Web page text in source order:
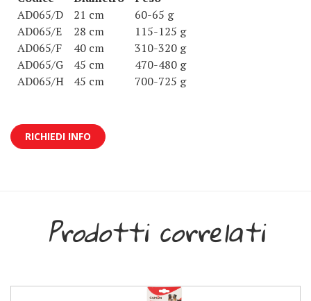
AD065/D
21 cm
60-65 g
AD065/E
28 cm
115-125 g
AD065/F
40 cm
310-320 g
AD065/G
45 cm
470-480 g
AD065/H
45 cm 700-725 g
RICHIEDI INFO
Prodotti correlati